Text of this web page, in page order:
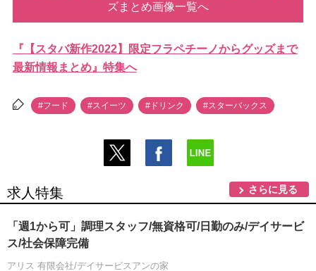
ズまとめ画像一覧へ
『【スタバ新作2022】限定フラペチーノからグッズまで
最新情報まとめ』特集へ
#フード #スイーツ #ドリンク #スターバックス
求人特集 さらに見る
「週1から可」調理スタッフ/無資格可/日勤のみ/デイサービ
ス/社会保障完備
アリス 有限会社/デイサービスアンの家